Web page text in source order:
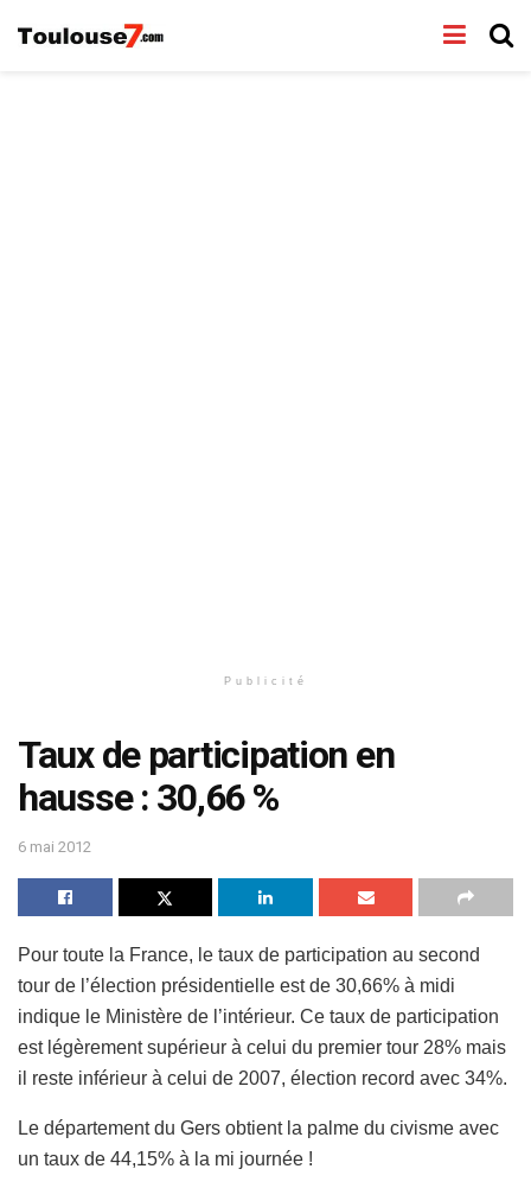
Publicité
Taux de participation en
hausse : 30,66 %
6 mai 2012
Pour toute la France, le taux de participation au second
tour de l’élection présidentielle est de 30,66% à midi
indique le Ministère de l’intérieur. Ce taux de participation
est légèrement supérieur à celui du premier tour 28% mais
il reste inférieur à celui de 2007, élection record avec 34%.
Le département du Gers obtient la palme du civisme avec
un taux de 44,15% à la mi journée !